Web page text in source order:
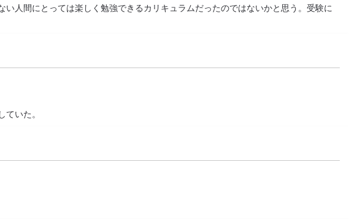
人間にとっては楽しく勉強できるカリキュラムだったのではないかと思う。受験に
いた。